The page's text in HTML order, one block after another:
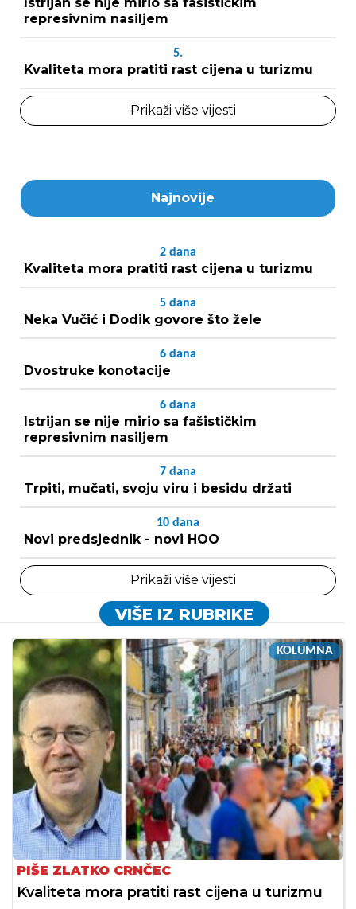
represivnim nasiljem
5.
Kvaliteta mora pratiti rast cijena u turizmu
Prikaži više vijesti
Najnovije
2 dana
Kvaliteta mora pratiti rast cijena u turizmu
5 dana
Neka Vučić i Dodik govore što žele
6 dana
Dvostruke konotacije
6 dana
Istrijan se nije mirio sa fašističkim
represivnim nasiljem
7 dana
Trpiti, mučati, svoju viru i besidu držati
10 dana
Novi predsjednik - novi HOO
Prikaži više vijesti
VIŠE IZ RUBRIKE
KOLUMNA
PIŠE ZLATKO CRNČEC
Kvaliteta mora pratiti rast cijena u turizmu